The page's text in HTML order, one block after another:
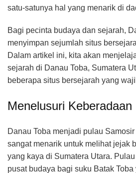
satu-satunya hal yang menarik di
Bagi pecinta budaya dan sejarah,
menyimpan sejumlah situs
Dalam artikel ini, kita akan
sejarah di Danau Toba, Sumatera
beberapa situs bersejarah yang
Menelusuri
Danau Toba menjadi pulau
sangat menarik untuk melihat jejak
yang kaya di Sumatera Utara.
pusat budaya bagi suku Batak